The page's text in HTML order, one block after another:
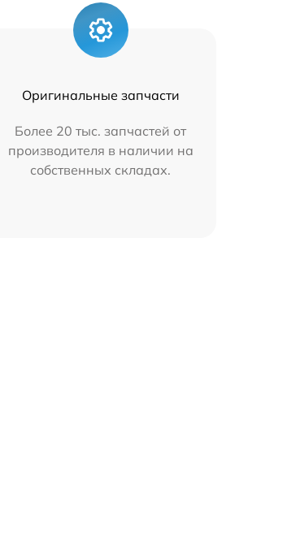
Оригинальные запчасти
Более 20 тыс. запчастей от
производителя в наличии на
собственных складах.